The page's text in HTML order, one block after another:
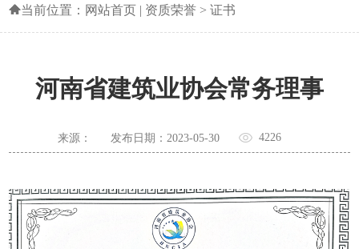
当前位置： 网站首页 | 资质荣誉 >证书
河南省建筑业协会常务理事
来源： 发布日期：2023-05-30 4226